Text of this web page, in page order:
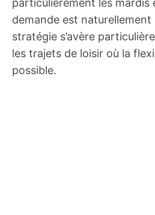
particulièrement les mardis
demande est
stratégie s’avère
les trajets de loisir où la
possible.